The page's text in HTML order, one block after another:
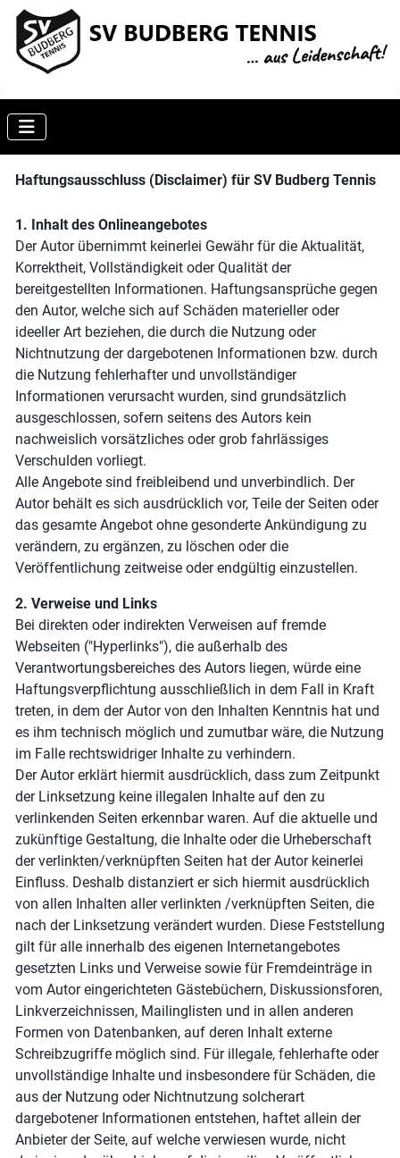
Haftungsausschluss (Disclaimer) für SV Budberg Tennis
1. Inhalt des Onlineangebotes
Der Autor übernimmt keinerlei Gewähr für die Aktualität,
Korrektheit, Vollständigkeit oder Qualität der
bereitgestellten Informationen. Haftungsansprüche gegen
den Autor, welche sich auf Schäden materieller oder
ideeller Art beziehen, die durch die Nutzung oder
Nichtnutzung der dargebotenen Informationen bzw. durch
die Nutzung fehlerhafter und unvollständiger
Informationen verursacht wurden, sind grundsätzlich
ausgeschlossen, sofern seitens des Autors kein
nachweislich vorsätzliches oder grob fahrlässiges
Verschulden vorliegt.
Alle Angebote sind freibleibend und unverbindlich. Der
Autor behält es sich ausdrücklich vor, Teile der Seiten oder
das gesamte Angebot ohne gesonderte Ankündigung zu
verändern, zu ergänzen, zu löschen oder die
Veröffentlichung zeitweise oder endgültig einzustellen.
2. Verweise und Links
Bei direkten oder indirekten Verweisen auf fremde
Webseiten ("Hyperlinks"), die außerhalb des
Verantwortungsbereiches des Autors liegen, würde eine
Haftungsverpflichtung ausschließlich in dem Fall in Kraft
treten, in dem der Autor von den Inhalten Kenntnis hat und
es ihm technisch möglich und zumutbar wäre, die Nutzung
im Falle rechtswidriger Inhalte zu verhindern.
Der Autor erklärt hiermit ausdrücklich, dass zum Zeitpunkt
der Linksetzung keine illegalen Inhalte auf den zu
verlinkenden Seiten erkennbar waren. Auf die aktuelle und
zukünftige Gestaltung, die Inhalte oder die Urheberschaft
der verlinkten/verknüpften Seiten hat der Autor keinerlei
Einfluss. Deshalb distanziert er sich hiermit ausdrücklich
von allen Inhalten aller verlinkten /verknüpften Seiten, die
nach der Linksetzung verändert wurden. Diese Feststellung
gilt für alle innerhalb des eigenen Internetangebotes
gesetzten Links und Verweise sowie für Fremdeinträge in
vom Autor eingerichteten Gästebüchern, Diskussionsforen,
Linkverzeichnissen, Mailinglisten und in allen anderen
Formen von Datenbanken, auf deren Inhalt externe
Schreibzugriffe möglich sind. Für illegale, fehlerhafte oder
unvollständige Inhalte und insbesondere für Schäden, die
aus der Nutzung oder Nichtnutzung solcherart
dargebotener Informationen entstehen, haftet allein der
Anbieter der Seite, auf welche verwiesen wurde, nicht